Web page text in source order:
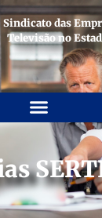
Sindicato das
Televisão no